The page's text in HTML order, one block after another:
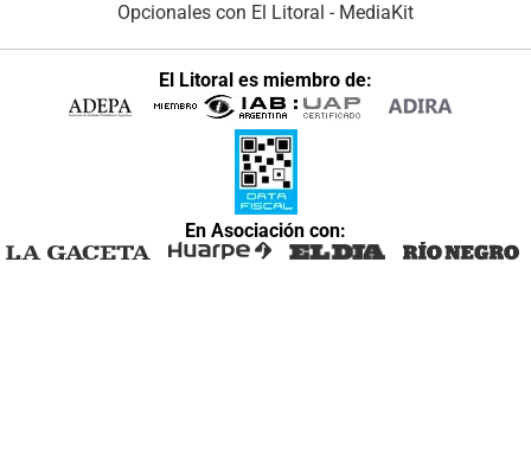
Opcionales con El Litoral - MediaKit
El Litoral es miembro de:
En Asociación con: